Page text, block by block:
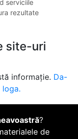
serviciile
rezultate
site-uri
informație. Da-
?
de